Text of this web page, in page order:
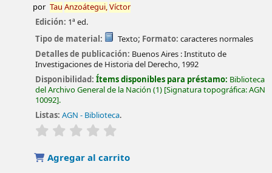
por Tau Anzoátegui,Víctor
Edición: 1ª ed.
Tipo de material:
Texto; Formato: caracteres normales
Detalles de publicación: Buenos Aires :Instituto de
Investigaciones de Historia del Derecho, 1992
Disponibilidad:Ítems disponibles para préstamo: Biblioteca
del Archivo General de la Nación (1) Signatura topográfica:AGN
10092 .
Listas: AGN - Biblioteca.
valoración
Agregar al carrito